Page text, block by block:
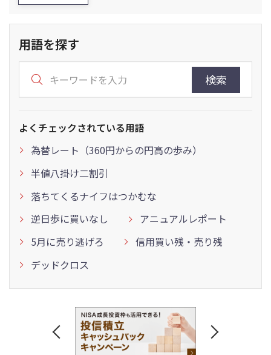
用語を探す
検索
よくチェックされている用語
為替レート（360円からの円高の歩み）
半値八掛け二割引
落ちてくるナイフはつかむな
逆日歩に買いなし
アニュアルレポート
5月に売り逃げろ
信用買い残・売り残
デッドクロス